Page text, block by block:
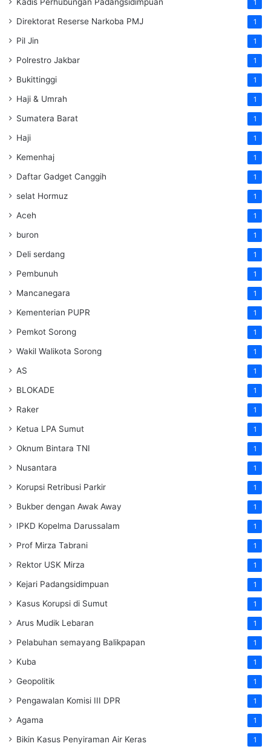
1
Direktorat Reserse Narkoba PMJ 1
Pil Jin 1
Polrestro Jakbar 1
Bukittinggi 1
Haji & Umrah 1
Sumatera Barat 1
Haji 1
Kemenhaj 1
Daftar Gadget Canggih 1
selat Hormuz 1
Aceh 1
buron 1
Deli serdang 1
Pembunuh 1
Mancanegara 1
Kementerian PUPR 1
Pemkot Sorong 1
Wakil Walikota Sorong 1
AS 1
BLOKADE 1
Raker 1
Ketua LPA Sumut 1
Oknum Bintara TNI 1
Nusantara 1
Korupsi Retribusi Parkir 1
Bukber dengan Awak Away 1
IPKD Kopelma Darussalam 1
Prof Mirza Tabrani 1
Rektor USK Mirza 1
Kejari Padangsidimpuan 1
Kasus Korupsi di Sumut 1
Arus Mudik Lebaran 1
Pelabuhan semayang Balikpapan 1
Kuba 1
Geopolitik 1
Pengawalan Komisi III DPR 1
Agama 1
Bikin Kasus Penyiraman Air Keras 1